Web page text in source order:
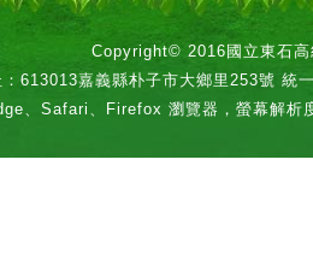
Copyright© 2016國立東石高
：613013嘉義縣朴子市大鄉里253號 統
、Safari、Firefox 瀏覽器，螢幕解